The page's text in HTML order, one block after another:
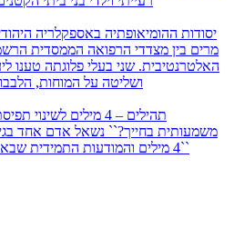
יסודות ההומיאופתיה באספקלריה
מרים בין מצדדי הרפואה הממסדית
האלטרנטיבית. שני בעלי פלוגתה טענו
ושליטה על המוחות,
תהילים – 4 מילים לשינוי תפיסת החיים
משמעותית בחייך?`` נשאל אדם אחד
``4 מילים והמודעות התמידית שבאה בעקבותיהן``, היתה התשובה